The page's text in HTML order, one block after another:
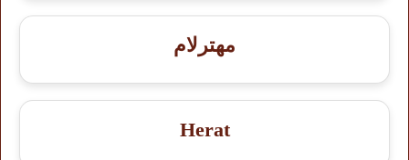
مهترلام
Herat